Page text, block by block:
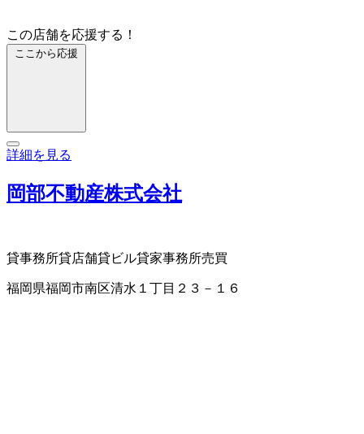
この店舗を応援する！
ここから応援
詳細を見る
岡部不動産株式会社
貸事務所貸店舗貸ビル貸家事務所売買
福岡県福岡市南区清水１丁目２３－１６